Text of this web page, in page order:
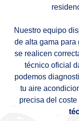
Nuestro equipo
de alta gama para
se realicen
técnico oficial
podemos
tu aire
precisa del